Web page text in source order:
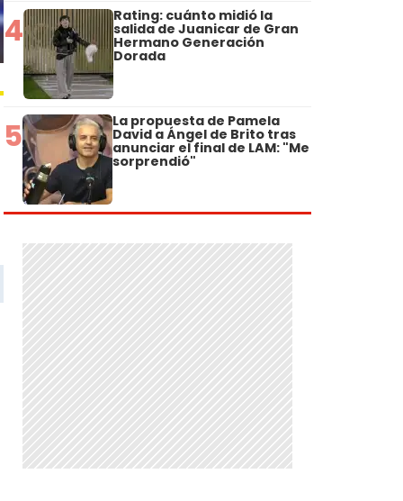
4 Rating: cuánto midió la
salida de Juanicar de Gran
Hermano Generación
Dorada
5 La propuesta de Pamela
David a Ángel de Brito tras
anunciar el final de LAM: "Me
sorprendió"